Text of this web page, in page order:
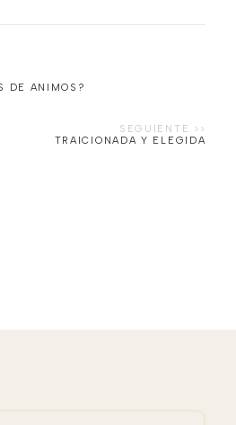
DE ANIMOS?
TRAICIONADA Y ELEGIDA